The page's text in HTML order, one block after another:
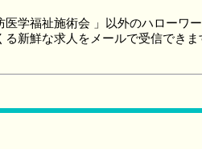
学福祉施術会 」以外のハローワ
新鮮な求人をメールで受信できま